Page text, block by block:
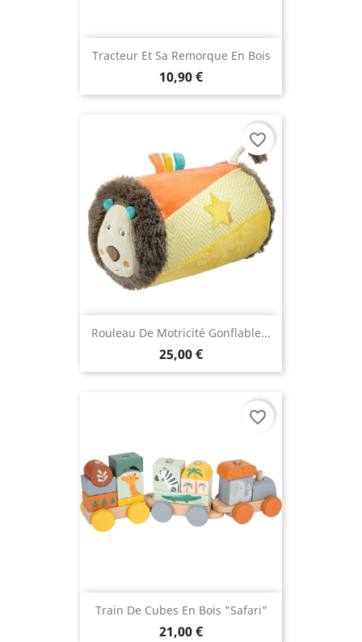
Tracteur Et Sa Remorque En Bois
10,90 €
Rouleau De Motricité Gonflable...
25,00 €
favorite_border
Train De Cubes En Bois "Safari"
21,00 €
favorite_border